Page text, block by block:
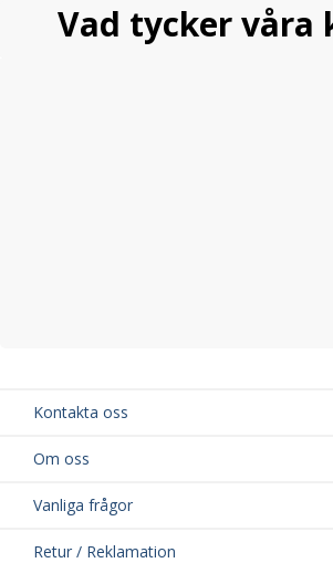
Vad tycker våra
Kontakta oss
Om oss
Vanliga frågor
Retur / Reklamation